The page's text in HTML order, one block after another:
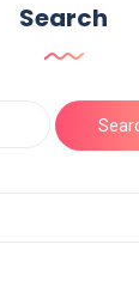
Search